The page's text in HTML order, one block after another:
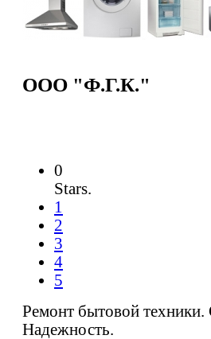
ООО "Ф.Г.К."
0
Stars.
1
2
3
4
5
Ремонт бытовой техники.
Надежность.